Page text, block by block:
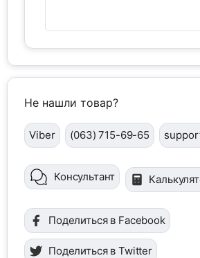
Не нашли товар?
Viber (063) 715-69-65
Консультант
Поделиться в Facebook
Поделиться в Twitter